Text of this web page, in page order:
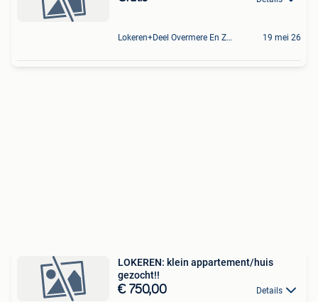
Lokeren+Deel Overmere En Zele 19 mei 26
LOKEREN: klein appartement/huis
gezocht!!
€ 750,00 Details